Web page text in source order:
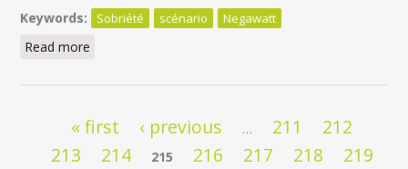
Keywords:
Sobriété scénario Negawatt
Read more
« first ‹ previous … 211
212
213
214 215 216 217 218 219